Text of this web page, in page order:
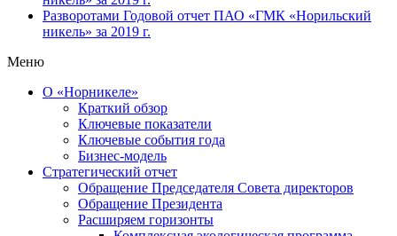
Разворотами Годовой отчет ПАО «ГМК «Норильский
никель» за 2019 г.
Меню
О «Норникеле»
Краткий обзор
Ключевые показатели
Ключевые события года
Бизнес-модель
Стратегический отчет
Обращение Председателя Совета директоров
Обращение Президента
Расширяем горизонты